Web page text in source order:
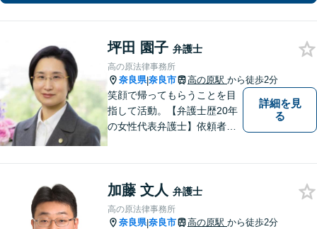
坪田 園子 弁護士
高の原法律事務所
奈良県|奈良市 高の原駅 から徒歩2分
笑顔で帰ってもらうことを目
指して活動。【弁護士歴20年
の女性代表弁護士】依頼者の
お任せください！あなたのお
悩み、とことんお聞きしま
す。
詳細を見
る
加藤 文人 弁護士
高の原法律事務所
奈良県|奈良市 高の原駅 から徒歩2分